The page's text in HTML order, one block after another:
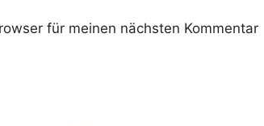
für meinen nächsten Kommentar